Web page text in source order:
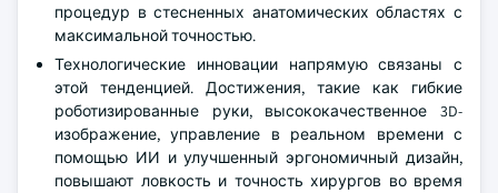
процедур в стесненных анатомических областях с
максимальной точностью.
Технологические инновации напрямую связаны с
этой тенденцией. Достижения, такие как гибкие
роботизированные руки, высококачественное 3D-
изображение, управление в реальном времени с
помощью ИИ и улучшенный эргономичный дизайн,
повышают ловкость и точность хирургов во время